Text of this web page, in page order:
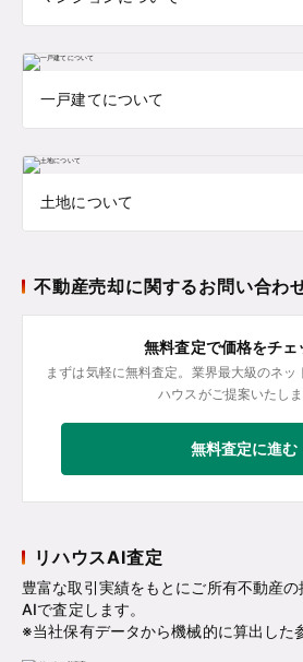
一戸建てについて
土地について
不動産売却に関するお問い合わ
無料査定で価格をチェ
まずは気軽に無料査定。業界最大級のネッ
ハウスがご提案いたしま
無料査定に進む
リハウスAI査定
豊富な取引実績をもとにご所有不動産
AIで査定します。
※当社保有データから機械的に算出した